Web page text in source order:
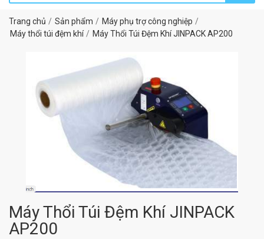
Trang chủ Sản phẩm
Máy phụ trợ công nghiệp
Máy thổi túi đệm khí
Máy Thổi Túi Đệm Khí JINPACK AP200
Máy Thổi Túi Đệm Khí JINPACK
AP200